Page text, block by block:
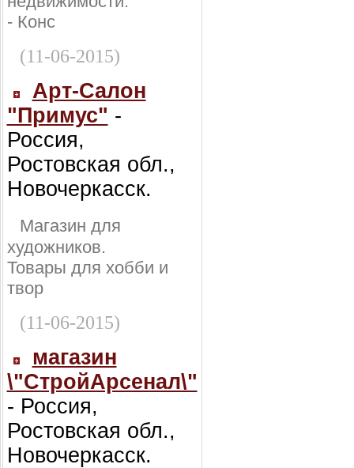
- Конс
(11-06-2015)
Арт-Салон
"Примус" -
Россия,
Ростовская обл.,
Новочеркасск.
Магазин для
художников.
Товары для хобби и
твор
(11-06-2015)
магазин
\"СтройАрсенал\"
- Россия,
Ростовская обл.,
Новочеркасск.